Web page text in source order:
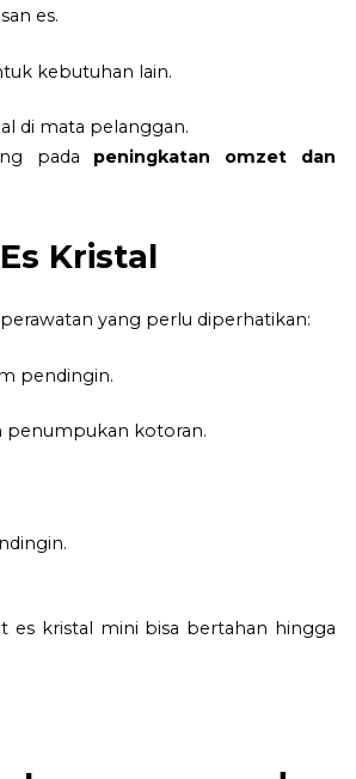
es.
kebutuhan lain.
di mata pelanggan.
pada peningkatan omzet dan
Kristal
yang perlu diperhatikan:
pendingin.
penumpukan kotoran.
es kristal mini bisa bertahan hingga